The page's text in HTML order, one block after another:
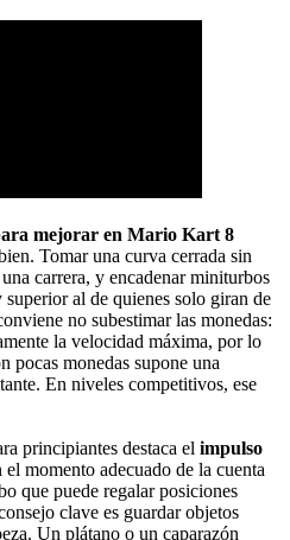
mejorar en Mario Kart 8
Tomar una curva cerrada sin
carrera, y encadenar miniturbos
al de quienes solo giran de
no subestimar las monedas:
la velocidad máxima, por lo
pocas monedas supone una
En niveles competitivos, ese
principiantes destaca el impulso
el momento adecuado de la cuenta
que puede regalar posiciones
clave es guardar objetos
Un plátano o un caparazón